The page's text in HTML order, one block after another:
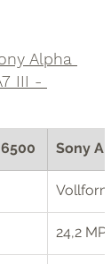
Alpha
III -
Sony A
24,2 MP